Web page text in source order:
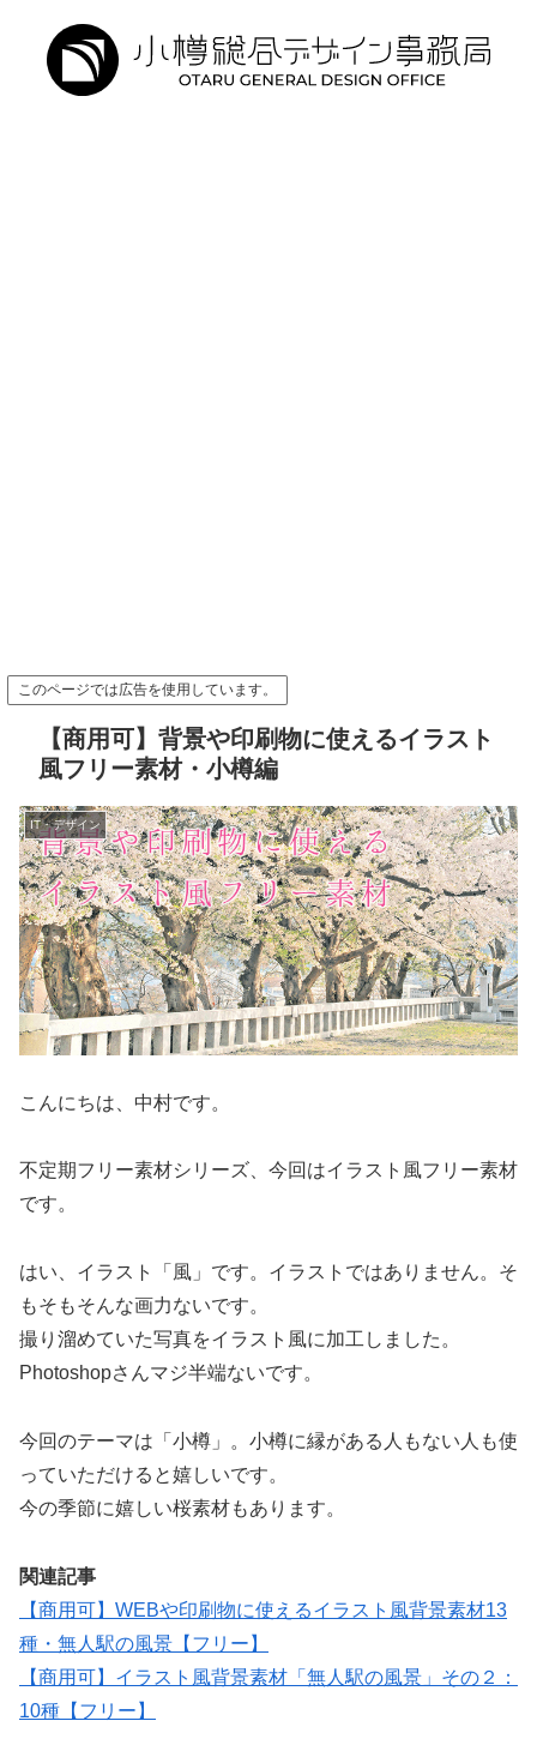
このページでは広告を使用しています。
【商用可】背景や印刷物に使えるイラスト
風フリー素材・小樽編
IT・デザイン
こんにちは、中村です。
不定期フリー素材シリーズ、今回はイラスト風フリー素材
です。
はい、イラスト「風」です。イラストではありません。そ
もそもそんな画力ないです。
撮り溜めていた写真をイラスト風に加工しました。
Photoshopさんマジ半端ないです。
今回のテーマは「小樽」。小樽に縁がある人もない人も使
っていただけると嬉しいです。
今の季節に嬉しい桜素材もあります。
関連記事
【商用可】WEBや印刷物に使えるイラスト風背景素材13
種・無人駅の風景【フリー】
【商用可】イラスト風背景素材「無人駅の風景」その２：
10種【フリー】